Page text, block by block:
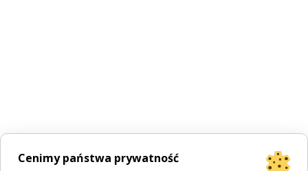
Cenimy państwa prywatność